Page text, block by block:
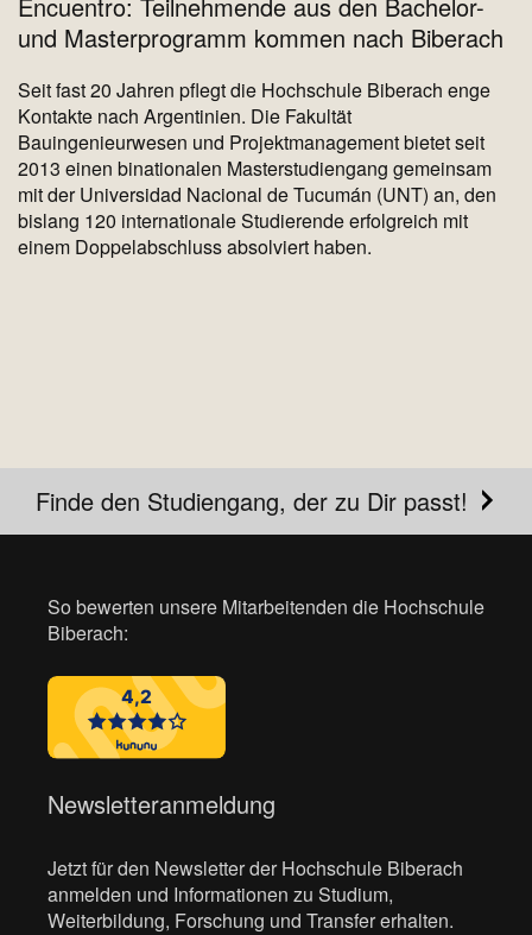
Encuentro: Teilnehmende aus den Bachelor-
und Masterprogramm kommen nach Biberach
Seit fast 20 Jahren pflegt die Hochschule Biberach enge
Kontakte nach Argentinien. Die Fakultät
Bauingenieurwesen und Projektmanagement bietet seit
2013 einen binationalen Masterstudiengang gemeinsam
mit der Universidad Nacional de Tucumán (UNT) an, den
bislang 120 internationale Studierende erfolgreich mit
einem Doppelabschluss absolviert haben.
Finde den Studiengang, der zu Dir passt!
So bewerten unsere Mitarbeitenden die Hochschule
Biberach:
Newsletteranmeldung
Jetzt für den Newsletter der Hochschule Biberach
anmelden und Informationen zu Studium,
Weiterbildung, Forschung und Transfer erhalten.